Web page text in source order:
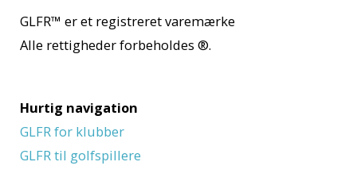
GLFR™ er et registreret varemærke
Alle rettigheder forbeholdes ®.
Hurtig navigation
GLFR for klubber
GLFR til golfspillere